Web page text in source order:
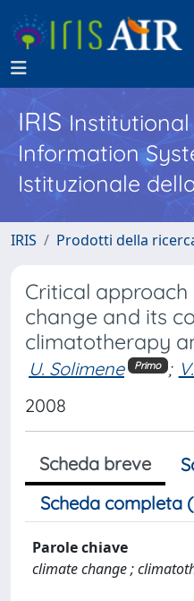
IRIS
Information
Istituzionale
IRIS Prodotti della
Critical
change and its
climatotherapy
U. Solimene Primo ;
2008
Scheda breve
Scheda completa
Parole chiave
climate change ;